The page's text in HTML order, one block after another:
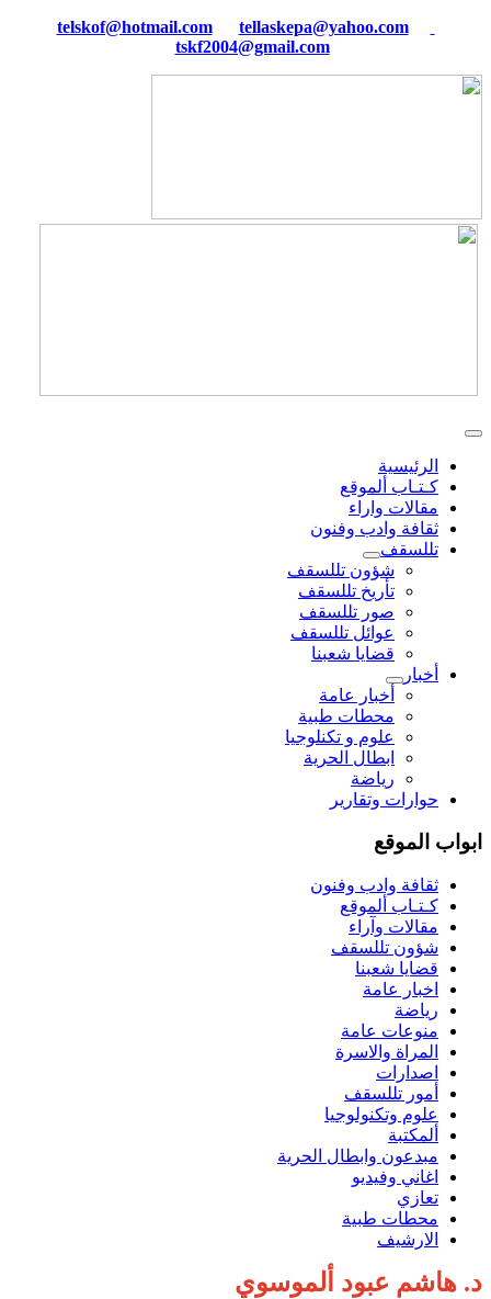
tellaskepa@yahoo.com
tskf2004@gmail.com
الرئيسية
كـتـاب ألموقع
مقالات واراء
ثقافة وادب وفنون
تللسقف
شؤون تللسقف
تأريخ تللسقف
صور تللسقف
عوائل تللسقف
قضايا شعبنا
أخبار
أخبار عامة
محطات طبية
علوم و تکنلوجیا
ابطال الحرية
رياضة
حوارات وتقارير
ابواب الموقع
ثقافة وادب وفنون
كـتـاب ألموقع
مقالات وآراء
شؤون تللسقف
قضايا شعبنا
اخبار عامة
رياضة
منوعات عامة
المراة والاسرة
اصدارات
أمور تللسقف
علوم وتكنولوجيا
ألمكتبة
مبدعون وابطال الحرية
اغاني وفيديو
تعازي
محطات طبية
الارشيف
د. هاشم عبود ألموسوي